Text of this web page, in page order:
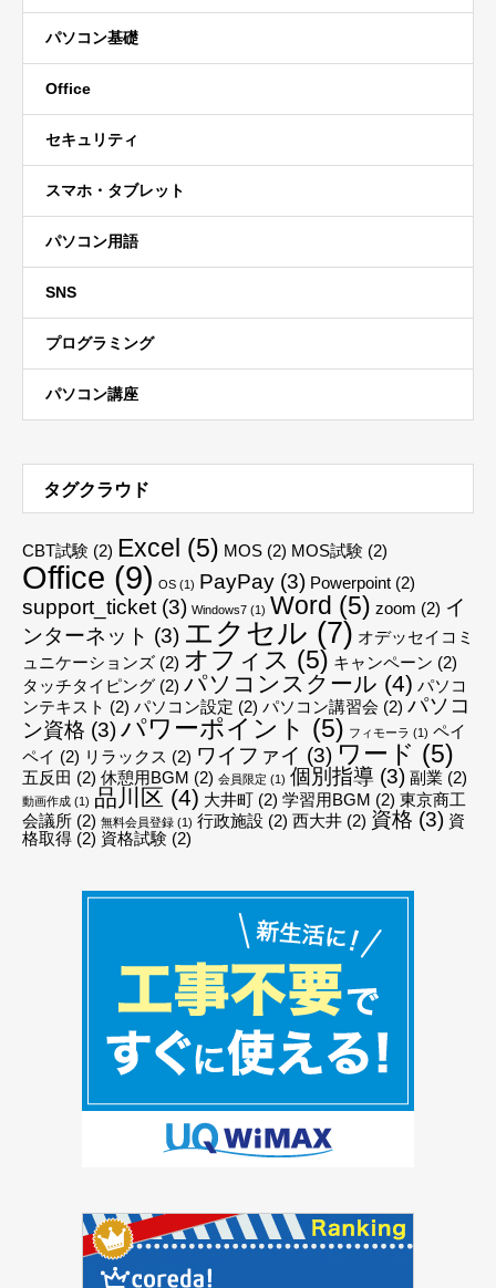
パソコン基礎
Office
セキュリティ
スマホ・タブレット
パソコン用語
SNS
プログラミング
パソコン講座
タグクラウド
CBT試験 (2) Excel (5) MOS (2) MOS試験 (2)
Office (9) OS (1) PayPay (3) Powerpoint (2)
support_ticket (3) Windows7 (1) Word (5) zoom (2) イ
ンターネット (3) エクセル (7) オデッセイコミ
ュニケーションズ (2) オフィス (5) キャンペーン (2)
タッチタイピング (2) パソコンスクール (4) パソコ
ンテキスト (2) パソコン設定 (2) パソコン講習会 (2) パソコ
ン資格 (3)パワーポイント (5) フィモーラ (1) ペイ
ペイ (2) リラックス (2) ワイファイ (3) ワード (5)
五反田 (2) 休憩用BGM (2) 会員限定 (1) 個別指導 (3) 副業 (2)
動画作成 (1) 品川区 (4) 大井町 (2) 学習用BGM (2) 東京商工
会議所 (2) 無料会員登録 (1) 行政施設 (2) 西大井 (2) 資格 (3) 資
格取得 (2) 資格試験 (2)